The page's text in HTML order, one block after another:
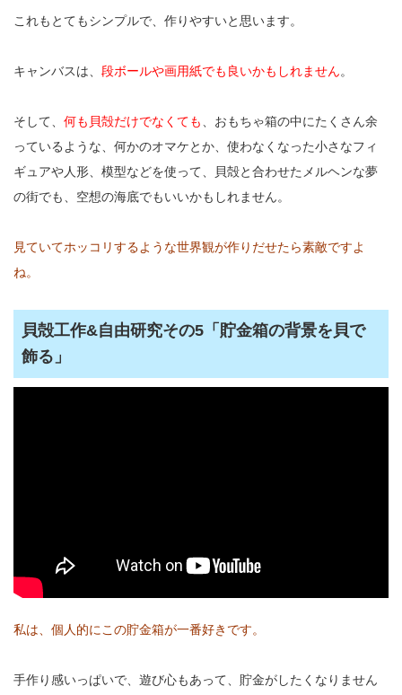
これもとてもシンプルで、作りやすいと思います。
キャンバスは、 段ボールや画用紙でも良いかもしれません。
そして、 何も貝殻だけでなくても
、おもちゃ箱の中にたくさん余
っているような、何かのオマケとか、使わなくなった小さなフィ
ギュアや人形、模型などを使って、貝殻と合わせたメルヘンな夢
の街でも、空想の海底でもいいかもしれません。
見ていてホッコリするような世界観が作りだせたら素敵ですよ
ね。
貝殻工作&自由研究その5「貯金箱の背景を貝で
飾る」
私は、個人的にこの貯金箱が一番好きです。
手作り感いっぱいで、遊び心もあって、貯金がしたくなりません